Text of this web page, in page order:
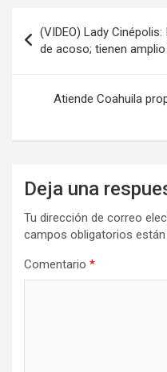
de
entradas
(VIDEO) Lady
de acoso; tienen
Atiende Coahuila
Deja una
Tu dirección de correo
campos obligatorios
Comentario *